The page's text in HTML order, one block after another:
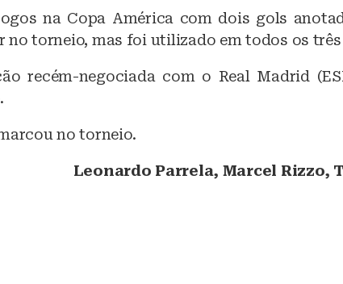
na Copa América com dois gols
torneio, mas foi utilizado em todos os
recém-negociada com o Real Madrid
no torneio.
Leonardo Parrela, Marcel Rizzo,